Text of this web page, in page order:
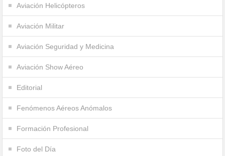
Aviación Helicópteros
Aviación Militar
Aviación Seguridad y Medicina
Aviación Show Aéreo
Editorial
Fenómenos Aéreos Anómalos
Formación Profesional
Foto del Día